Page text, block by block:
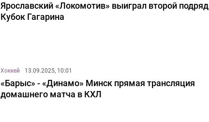
Ярославский «Локомотив» выиграл второй подряд
Кубок Гагарина
Хоккей 13.09.2025, 10:01
«Барыс» - «Динамо» Минск прямая трансляция
домашнего матча в КХЛ